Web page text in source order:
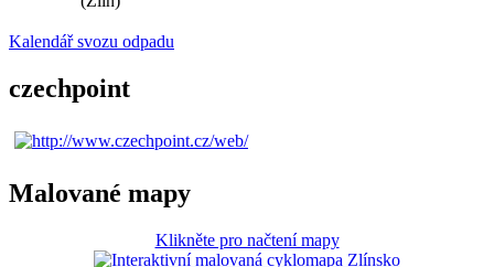
Kalendář svozu odpadu
czechpoint
Malované mapy
Klikněte pro načtení mapy